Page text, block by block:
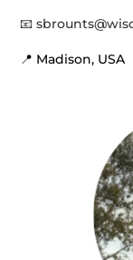
📧
📍 Madison, USA